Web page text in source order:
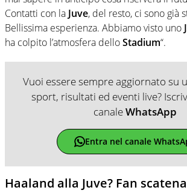
Contatti con la Juve, del resto, ci sono già
Bellissima esperienza. Abbiamo visto uno
ha colpito l’atmosfera delloStadium“.
Vuoi essere sempre aggiornato su
sport, risultati ed eventi live?
canaleWhatsApp
Entra nel canale
Haaland alla Juve? Fan